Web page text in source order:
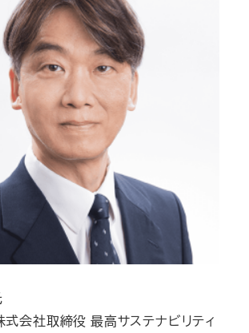
式会社取締役 最高サステナビリティ